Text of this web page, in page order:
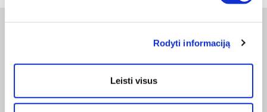
Rodyti informaciją
Leisti visus
Įmonė
Pateikdami el. paštą sutinkate gauti tiesioginę rinkodarą.